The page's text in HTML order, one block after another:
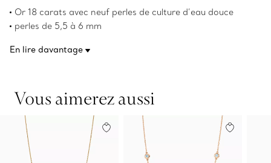
Or 18 carats avec neuf perles de culture d’eau douce
perles de 5,5 à 6 mm
les droits d’auteur sur les créations originales sont détenus
En lire davantage
Vous aimerez aussi